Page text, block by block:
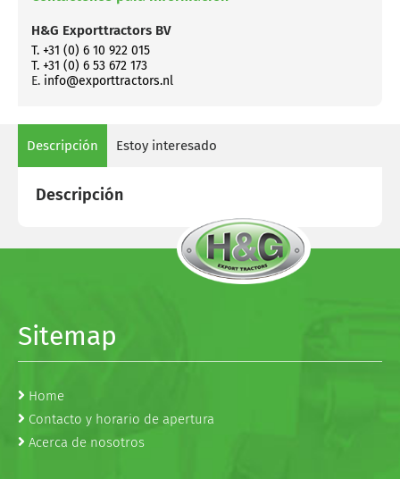
H&G Exporttractors BV
T. +31 (0) 6 10 922 015
T. +31 (0) 6 53 672 173
E. info@exporttractors.nl
Descripción Estoy interesado
Descripción
Sitemap
Home
Contacto y horario de apertura
Acerca de nosotros